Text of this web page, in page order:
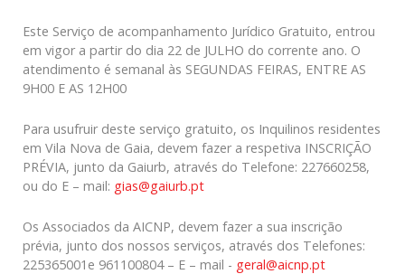
Este Serviço de acompanhamento Jurídico Gratuito, entrou
em vigor a partir do dia 22 de JULHO do corrente ano. O
atendimento é semanal às SEGUNDAS FEIRAS, ENTRE AS
9H00 E AS 12H00
Para usufruir deste serviço gratuito, os Inquilinos residentes
em Vila Nova de Gaia, devem fazer a respetiva INSCRIÇÃO
PRÉVIA, junto da Gaiurb, através do Telefone: 227660258,
ou do E – mail: gias@gaiurb.pt
Os Associados da AICNP, devem fazer a sua inscrição
prévia, junto dos nossos serviços, através dos Telefones:
225365001e 961100804 – E – mail - geral@aicnp.pt